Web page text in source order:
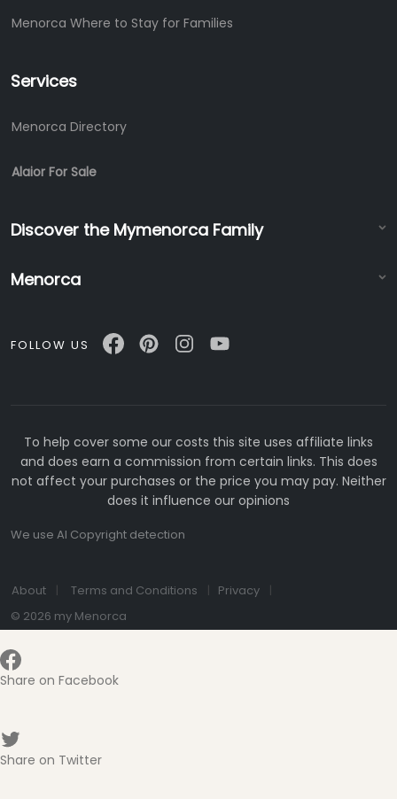
Menorca Where to Stay for Families
Services
Menorca Directory
Alaior For Sale
Discover the Mymenorca Family
Menorca
FOLLOW US
To help cover some our costs this site uses affiliate links
and does earn a commission from certain links. This does
not affect your purchases or the price you may pay. Neither
does it influence our opinions
We use AI Copyright detection
About Terms and Conditions
Privacy
© 2026 my Menorca
Share on Facebook
Share on Twitter